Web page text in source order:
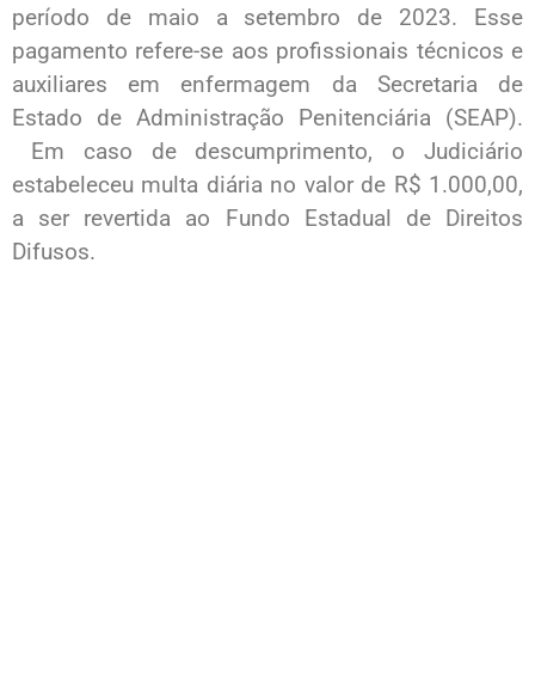
período de maio a setembro de 2023. Esse
pagamento refere-se aos profissionais técnicos e
auxiliares em enfermagem da Secretaria de
Estado de Administração Penitenciária (SEAP).
Em caso de descumprimento, o Judiciário
estabeleceu multa diária no valor de R$ 1.000,00,
a ser revertida ao Fundo Estadual de Direitos
Difusos.